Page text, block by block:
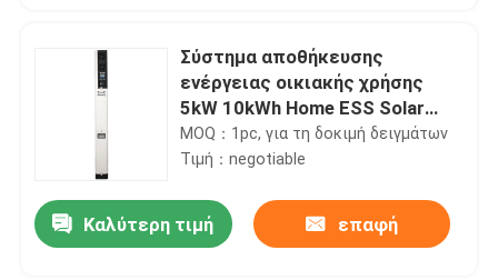
Σύστημα αποθήκευσης
ενέργειας οικιακής χρήσης
5kW 10kWh Home ESS Solar
Battery 42kg
MOQ：1pc, για τη δοκιμή δειγμάτων
Τιμή：negotiable
Καλύτερη τιμή επαφή